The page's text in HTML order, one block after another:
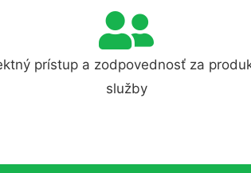
prístup a zodpovednosť za
služby